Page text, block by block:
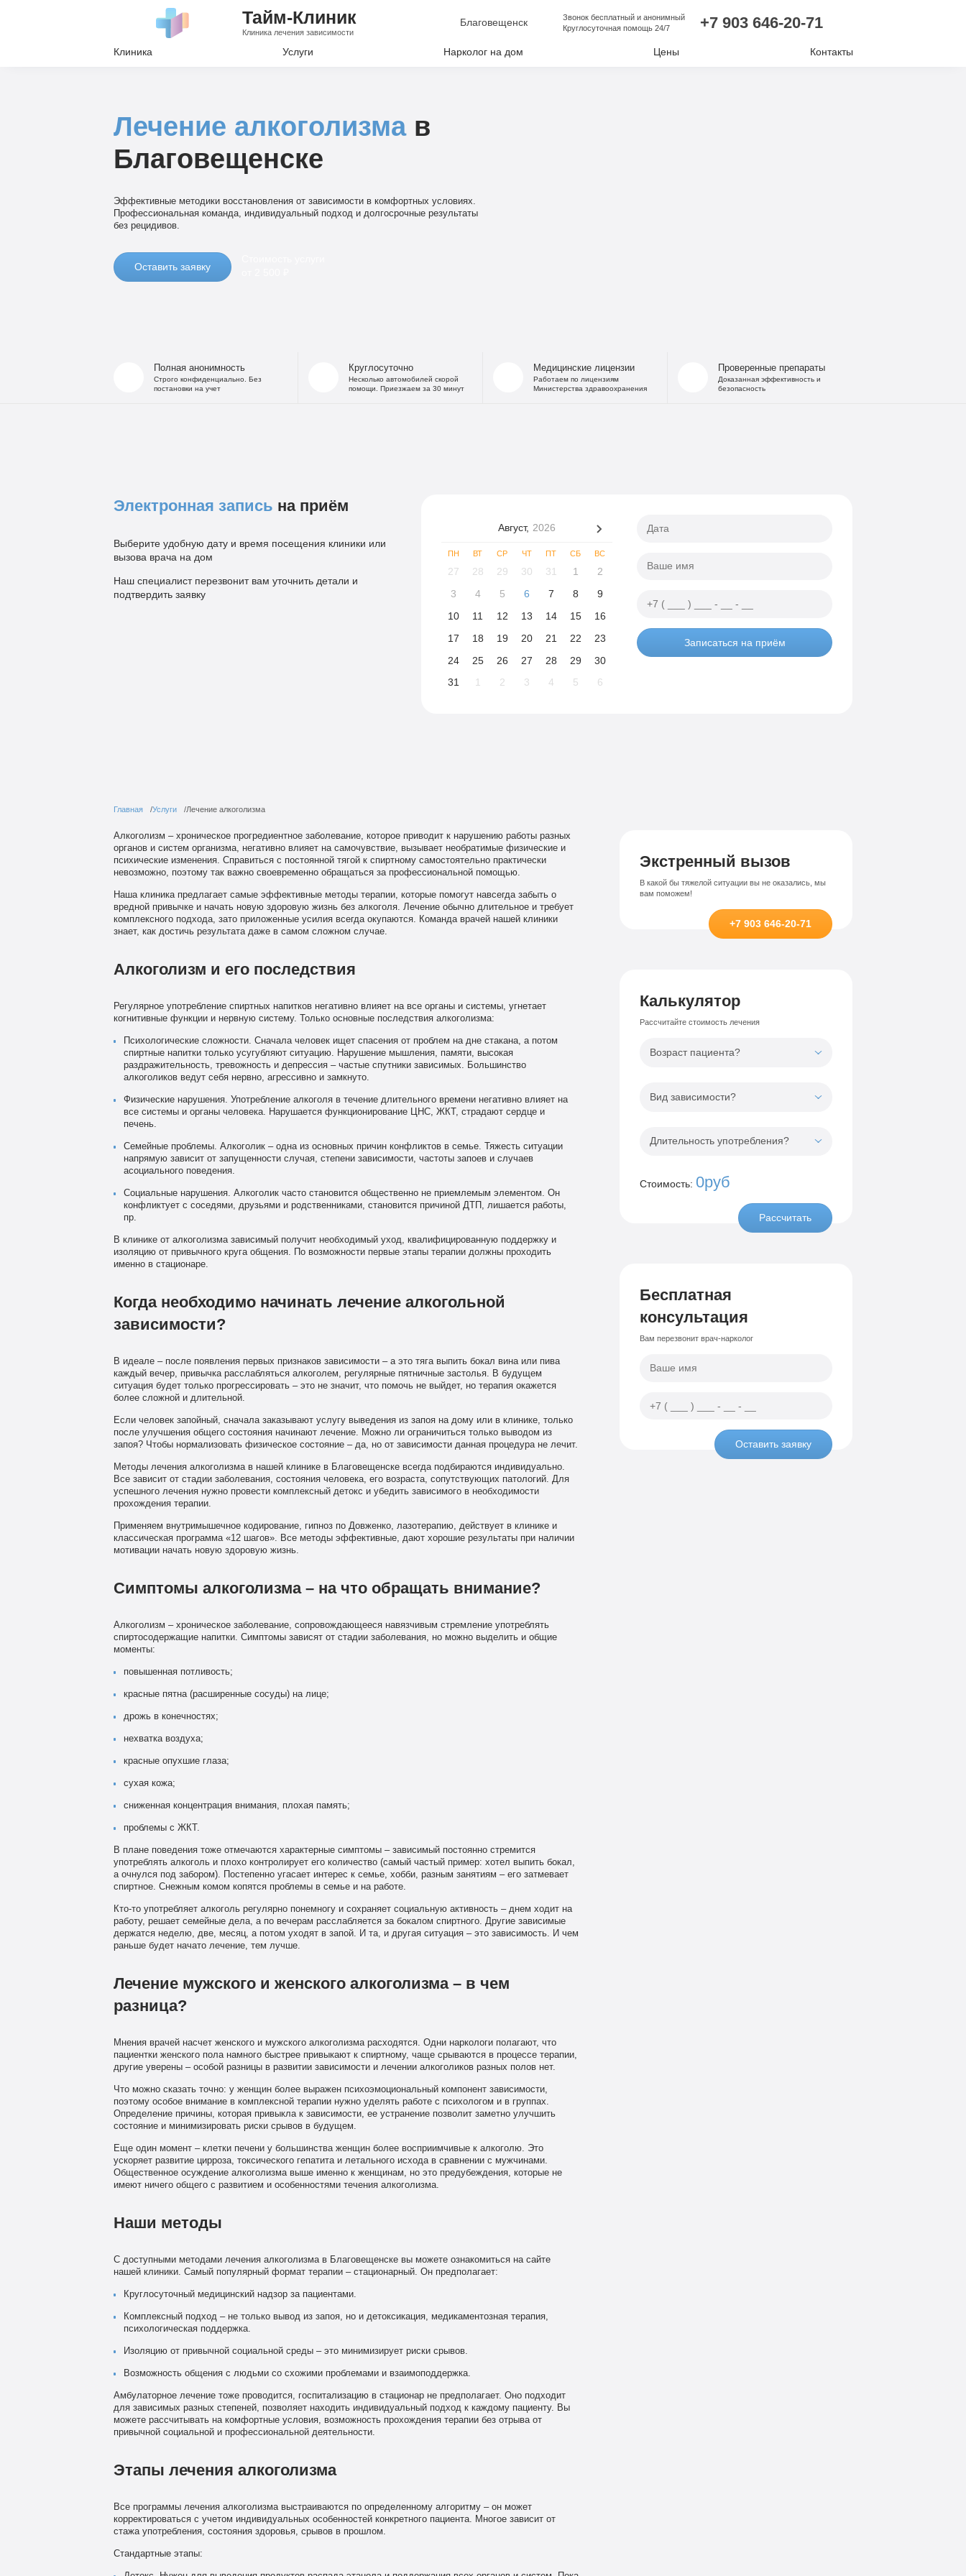
Тайм-Клиник
Клиника лечения зависимости
Благовещенск
Звонок бесплатный и анонимный
Круглосуточная помощь 24/7
+7 903 646-20-71
Клиника Услуги
Вывод из запоя
Кодирование от Алкоголизма
Психиатрическая помощь
Нарколог на дом Цены Контакты
Лечение алкоголизмав
Благовещенске
Эффективные методики восстановления от зависимости в комфортных условиях.
Профессиональная команда, индивидуальный подход и долгосрочные результаты
без рецидивов.
Оставить заявку
Полная анонимность
Строго конфиденциально. Без
постановки на учет
Круглосуточно
Несколько автомобилей скорой
помощи. Приезжаем за 30 минут
Медицинские лицензии
Работаем по лицензиям
Министерства здравоохранения
Проверенные препараты
Доказанная эффективность и
безопасность
Электронная запись на приём
Выберите удобную дату и время посещения клиники или
вызова врача на дом
Наш специалист перезвонит вам уточнить детали и
подтвердить заявку
Август, 2026
ПН ВТ СР ЧТ ПТ СБ ВС
27 28 29 30 31 1
2
3
4 5 6 7 8
9
10
11 12 13 14 15
16
17
18 19 20 21 22
23
24
25 26 27 28 29
30
31
1 2 3 4 5 6
Записаться на приём
Главная Услуги Лечение алкоголизма
Алкоголизм – хроническое прогредиентное заболевание, которое приводит к нарушению работы разных
органов и систем организма, негативно влияет на самочувствие, вызывает необратимые физические и
психические изменения. Справиться с постоянной тягой к спиртному самостоятельно практически
невозможно, поэтому так важно своевременно обращаться за профессиональной помощью.
Наша клиника предлагает самые эффективные методы терапии, которые помогут навсегда забыть о
вредной привычке и начать новую здоровую жизнь без алкоголя. Лечение обычно длительное и требует
комплексного подхода, зато приложенные усилия всегда окупаются. Команда врачей нашей клиники
знает, как достичь результата даже в самом сложном случае.
Алкоголизм и его последствия
Регулярное употребление спиртных напитков негативно влияет на все органы и системы, угнетает
когнитивные функции и нервную систему. Только основные последствия алкоголизма:
Психологические сложности. Сначала человек ищет спасения от проблем на дне стакана, а потом
спиртные напитки только усугубляют ситуацию. Нарушение мышления, памяти, высокая
раздражительность, тревожность и депрессия – частые спутники зависимых. Большинство
алкоголиков ведут себя нервно, агрессивно и замкнуто.
Физические нарушения. Употребление алкоголя в течение длительного времени негативно влияет на
все системы и органы человека. Нарушается функционирование ЦНС, ЖКТ, страдают сердце и
печень.
Семейные проблемы. Алкоголик – одна из основных причин конфликтов в семье. Тяжесть ситуации
напрямую зависит от запущенности случая, степени зависимости, частоты запоев и случаев
асоциального поведения.
Социальные нарушения. Алкоголик часто становится общественно не приемлемым элементом. Он
конфликтует с соседями, друзьями и родственниками, становится причиной ДТП, лишается работы,
пр.
В клинике от алкоголизма зависимый получит необходимый уход, квалифицированную поддержку и
изоляцию от привычного круга общения. По возможности первые этапы терапии должны проходить
именно в стационаре.
Когда необходимо начинать лечение алкогольной
зависимости?
В идеале – после появления первых признаков зависимости – а это тяга выпить бокал вина или пива
каждый вечер, привычка расслабляться алкоголем, регулярные пятничные застолья. В будущем
ситуация будет только прогрессировать – это не значит, что помочь не выйдет, но терапия окажется
более сложной и длительной.
Если человек запойный, сначала заказывают услугу выведения из запоя на дому или в клинике, только
после улучшения общего состояния начинают лечение. Можно ли ограничиться только выводом из
запоя? Чтобы нормализовать физическое состояние – да, но от зависимости данная процедура не лечит.
Методы лечения алкоголизма в нашей клинике в Благовещенске всегда подбираются индивидуально.
Все зависит от стадии заболевания, состояния человека, его возраста, сопутствующих патологий. Для
успешного лечения нужно провести комплексный детокс и убедить зависимого в необходимости
прохождения терапии.
Применяем внутримышечное кодирование, гипноз по Довженко, лазотерапию, действует в клинике и
классическая программа «12 шагов». Все методы эффективные, дают хорошие результаты при наличии
мотивации начать новую здоровую жизнь.
Симптомы алкоголизма – на что обращать внимание?
Алкоголизм – хроническое заболевание, сопровождающееся навязчивым стремление употреблять
спиртосодержащие напитки. Симптомы зависят от стадии заболевания, но можно выделить и общие
моменты:
повышенная потливость;
красные пятна (расширенные сосуды) на лице;
дрожь в конечностях;
нехватка воздуха;
красные опухшие глаза;
сухая кожа;
сниженная концентрация внимания, плохая память;
проблемы с ЖКТ.
В плане поведения тоже отмечаются характерные симптомы – зависимый постоянно стремится
употреблять алкоголь и плохо контролирует его количество (самый частый пример: хотел выпить бокал,
а очнулся под забором). Постепенно угасает интерес к семье, хобби, разным занятиям – его затмевает
спиртное. Снежным комом копятся проблемы в семье и на работе.
Кто-то употребляет алкоголь регулярно понемногу и сохраняет социальную активность – днем ходит на
работу, решает семейные дела, а по вечерам расслабляется за бокалом спиртного. Другие зависимые
держатся неделю, две, месяц, а потом уходят в запой. И та, и другая ситуация – это зависимость. И чем
раньше будет начато лечение, тем лучше.
Лечение мужского и женского алкоголизма – в чем
разница?
Мнения врачей насчет женского и мужского алкоголизма расходятся. Одни наркологи полагают, что
пациентки женского пола намного быстрее привыкают к спиртному, чаще срываются в процессе терапии,
другие уверены – особой разницы в развитии зависимости и лечении алкоголиков разных полов нет.
Что можно сказать точно: у женщин более выражен психоэмоциональный компонент зависимости,
поэтому особое внимание в комплексной терапии нужно уделять работе с психологом и в группах.
Определение причины, которая привыкла к зависимости, ее устранение позволит заметно улучшить
состояние и минимизировать риски срывов в будущем.
Еще один момент – клетки печени у большинства женщин более восприимчивые к алкоголю. Это
ускоряет развитие цирроза, токсического гепатита и летального исхода в сравнении с мужчинами.
Общественное осуждение алкоголизма выше именно к женщинам, но это предубеждения, которые не
имеют ничего общего с развитием и особенностями течения алкоголизма.
Наши методы
С доступными методами лечения алкоголизма в Благовещенске вы можете ознакомиться на сайте
нашей клиники. Самый популярный формат терапии – стационарный. Он предполагает:
Круглосуточный медицинский надзор за пациентами.
Комплексный подход – не только вывод из запоя, но и детоксикация, медикаментозная терапия,
психологическая поддержка.
Изоляцию от привычной социальной среды – это минимизирует риски срывов.
Возможность общения с людьми со схожими проблемами и взаимоподдержка.
Амбулаторное лечение тоже проводится, госпитализацию в стационар не предполагает. Оно подходит
для зависимых разных степеней, позволяет находить индивидуальный подход к каждому пациенту. Вы
можете рассчитывать на комфортные условия, возможность прохождения терапии без отрыва от
привычной социальной и профессиональной деятельности.
Этапы лечения алкоголизма
Все программы лечения алкоголизма выстраиваются по определенному алгоритму – он может
корректироваться с учетом индивидуальных особенностей конкретного пациента. Многое зависит от
стажа употребления, состояния здоровья, срывов в прошлом.
Стандартные этапы:
Экстренный вызов
В какой бы тяжелой ситуации вы не оказались, мы
вам поможем!
+7 903 646-20-71
Калькулятор
Рассчитайте стоимость лечения
Возраст пациента?
Вид зависимости?
Длительность употребления?
Стоимость: 0руб
Рассчитать
Бесплатная
консультация
Вам перезвонит врач-нарколог
Оставить заявку